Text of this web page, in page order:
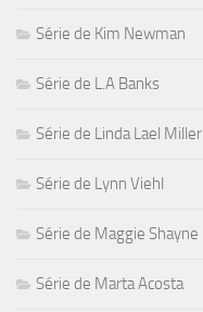
Série de Kim Newman
Série de L.A Banks
Série de Linda Lael Miller
Série de Lynn Viehl
Série de Maggie Shayne
Série de Marta Acosta